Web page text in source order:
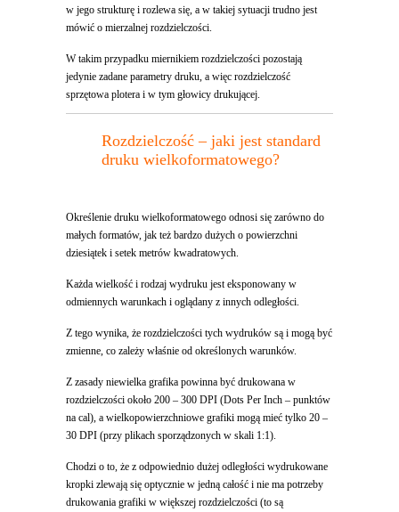
w jego strukturę i rozlewa się, a w takiej sytuacji trudno jest
mówić o mierzalnej rozdzielczości.
W takim przypadku miernikiem rozdzielczości pozostają
jedynie zadane parametry druku, a więc rozdzielczość
sprzętowa plotera i w tym głowicy drukującej.
Rozdzielczość – jaki jest standard
druku wielkoformatowego?
Określenie druku wielkoformatowego odnosi się zarówno do
małych formatów, jak też bardzo dużych o powierzchni
dziesiątek i setek metrów kwadratowych.
Każda wielkość i rodzaj wydruku jest eksponowany w
odmiennych warunkach i oglądany z innych odległości.
Z tego wynika, że rozdzielczości tych wydruków są i mogą być
zmienne, co zależy właśnie od określonych warunków.
Z zasady niewielka grafika powinna być drukowana w
rozdzielczości około 200 – 300 DPI (Dots Per Inch – punktów
na cal), a wielkopowierzchniowe grafiki mogą mieć tylko 20 –
30 DPI (przy plikach sporządzonych w skali 1:1).
Chodzi o to, że z odpowiednio dużej odległości wydrukowane
kropki zlewają się optycznie w jedną całość i nie ma potrzeby
drukowania grafiki w większej rozdzielczości (to są